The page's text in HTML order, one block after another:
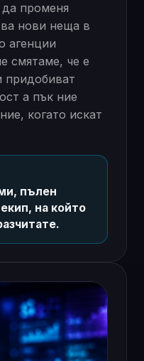
променя
нови неща в
агенции
смятаме, че е
придобиват
а пък ние
когато искат
пълен
на който